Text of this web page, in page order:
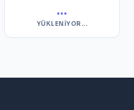
...
YÜKLENIYOR...